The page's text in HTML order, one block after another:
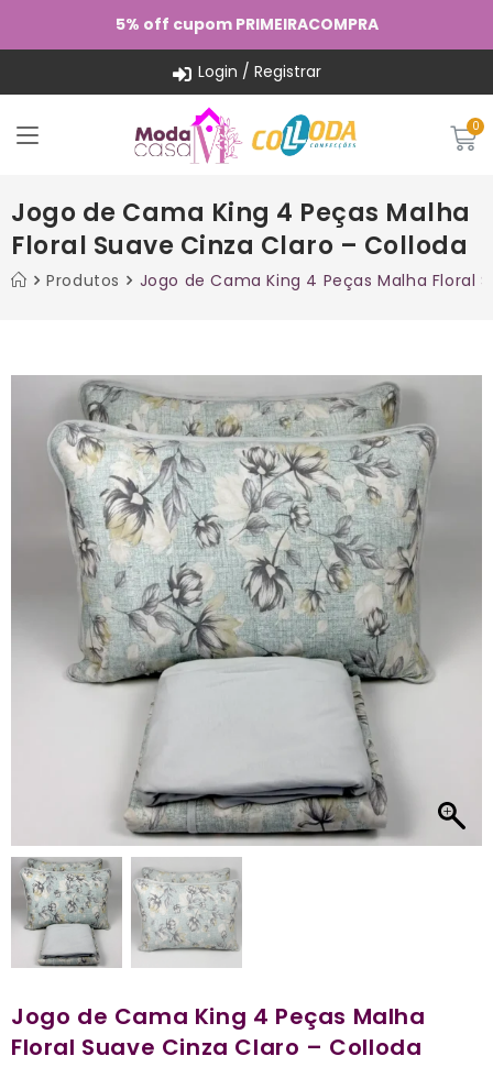
5% off cupom PRIMEIRACOMPRA
Login / Registrar
Jogo de Cama King 4 Peças Malha
Floral Suave Cinza Claro – Colloda
Produtos Jogo de Cama King 4 Peças Malha Floral
Jogo de Cama King 4 Peças Malha
Floral Suave Cinza Claro – Colloda